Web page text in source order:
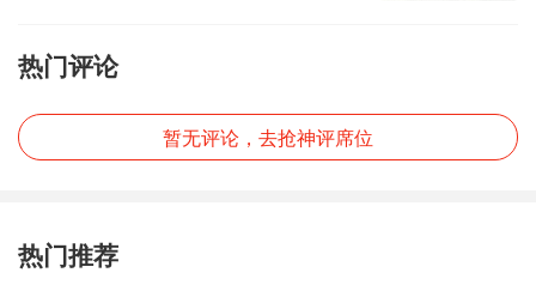
热门评论
暂无评论，去抢神评席位
热门推荐